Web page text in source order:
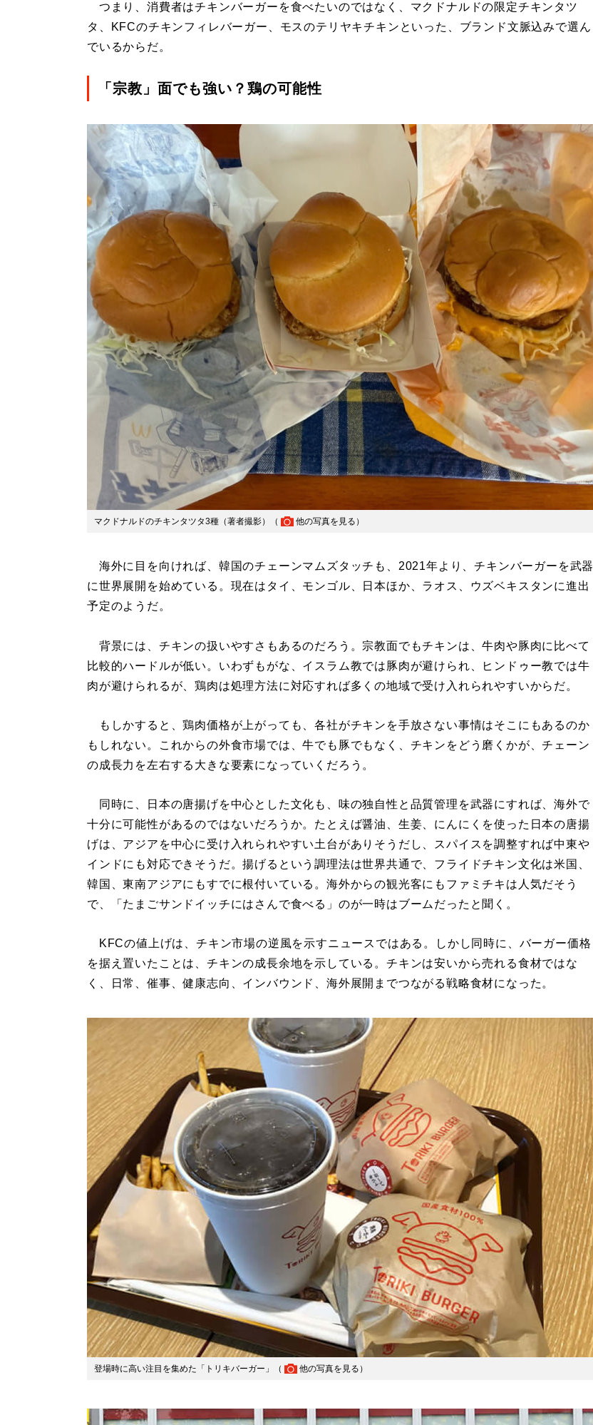
つまり、消費者はチキンバーガーを食べたいのではなく、マクドナルドの限定チキンタツ
タ、KFCのチキンフィレバーガー、モスのテリヤキチキンといった、ブランド文脈込みで選ん
でいるからだ。
「宗教」面でも強い？鶏の可能性
マクドナルドのチキンタツタ3種（著者撮影）（ 他の写真を見る ）
海外に目を向ければ、韓国のチェーンマムズタッチも、2021年より、チキンバーガーを武器
に世界展開を始めている。現在はタイ、モンゴル、日本ほか、ラオス、ウズベキスタンに進出
予定のようだ。
背景には、チキンの扱いやすさもあるのだろう。宗教面でもチキンは、牛肉や豚肉に比べて
比較的ハードルが低い。いわずもがな、イスラム教では豚肉が避けられ、ヒンドゥー教では牛
肉が避けられるが、鶏肉は処理方法に対応すれば多くの地域で受け入れられやすいからだ。
もしかすると、鶏肉価格が上がっても、各社がチキンを手放さない事情はそこにもあるのか
もしれない。これからの外食市場では、牛でも豚でもなく、チキンをどう磨くかが、チェーン
の成長力を左右する大きな要素になっていくだろう。
同時に、日本の唐揚げを中心とした文化も、味の独自性と品質管理を武器にすれば、海外で
十分に可能性があるのではないだろうか。たとえば醤油、生姜、にんにくを使った日本の唐揚
げは、アジアを中心に受け入れられやすい土台がありそうだし、スパイスを調整すれば中東や
インドにも対応できそうだ。揚げるという調理法は世界共通で、フライドチキン文化は米国、
韓国、東南アジアにもすでに根付いている。海外からの観光客にもファミチキは人気だそう
で、「たまごサンドイッチにはさんで食べる」のが一時はブームだったと聞く。
KFCの値上げは、チキン市場の逆風を示すニュースではある。しかし同時に、バーガー価格
を据え置いたことは、チキンの成長余地を示している。チキンは安いから売れる食材ではな
く、日常、催事、健康志向、インバウンド、海外展開までつながる戦略食材になった。
登場時に高い注目を集めた「トリキバーガー」（ 他の写真を見る ）